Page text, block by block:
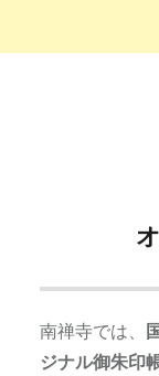
南禅寺では、
ジナル御朱印